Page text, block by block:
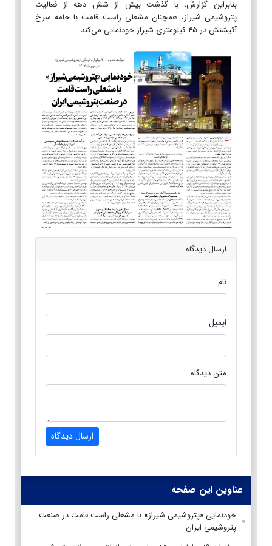
بنابراین گزارش، با گذشت بیش از شش دهه از فعالیت
پتروشیمی شیراز، همچنان مشعلی راست قامت با جامه سرخ
آتیشنش در ۴۵ کیلومتری شیراز خودنمایی می‌کند.
ارسال دیدگاه
نام
ایمیل
متن دیدگاه
ارسال دیدگاه
عناوین این صفحه
خودنمایی «پتروشیمی شیراز» با مشعلی راست قامت در صنعت
پتروشیمی ایران